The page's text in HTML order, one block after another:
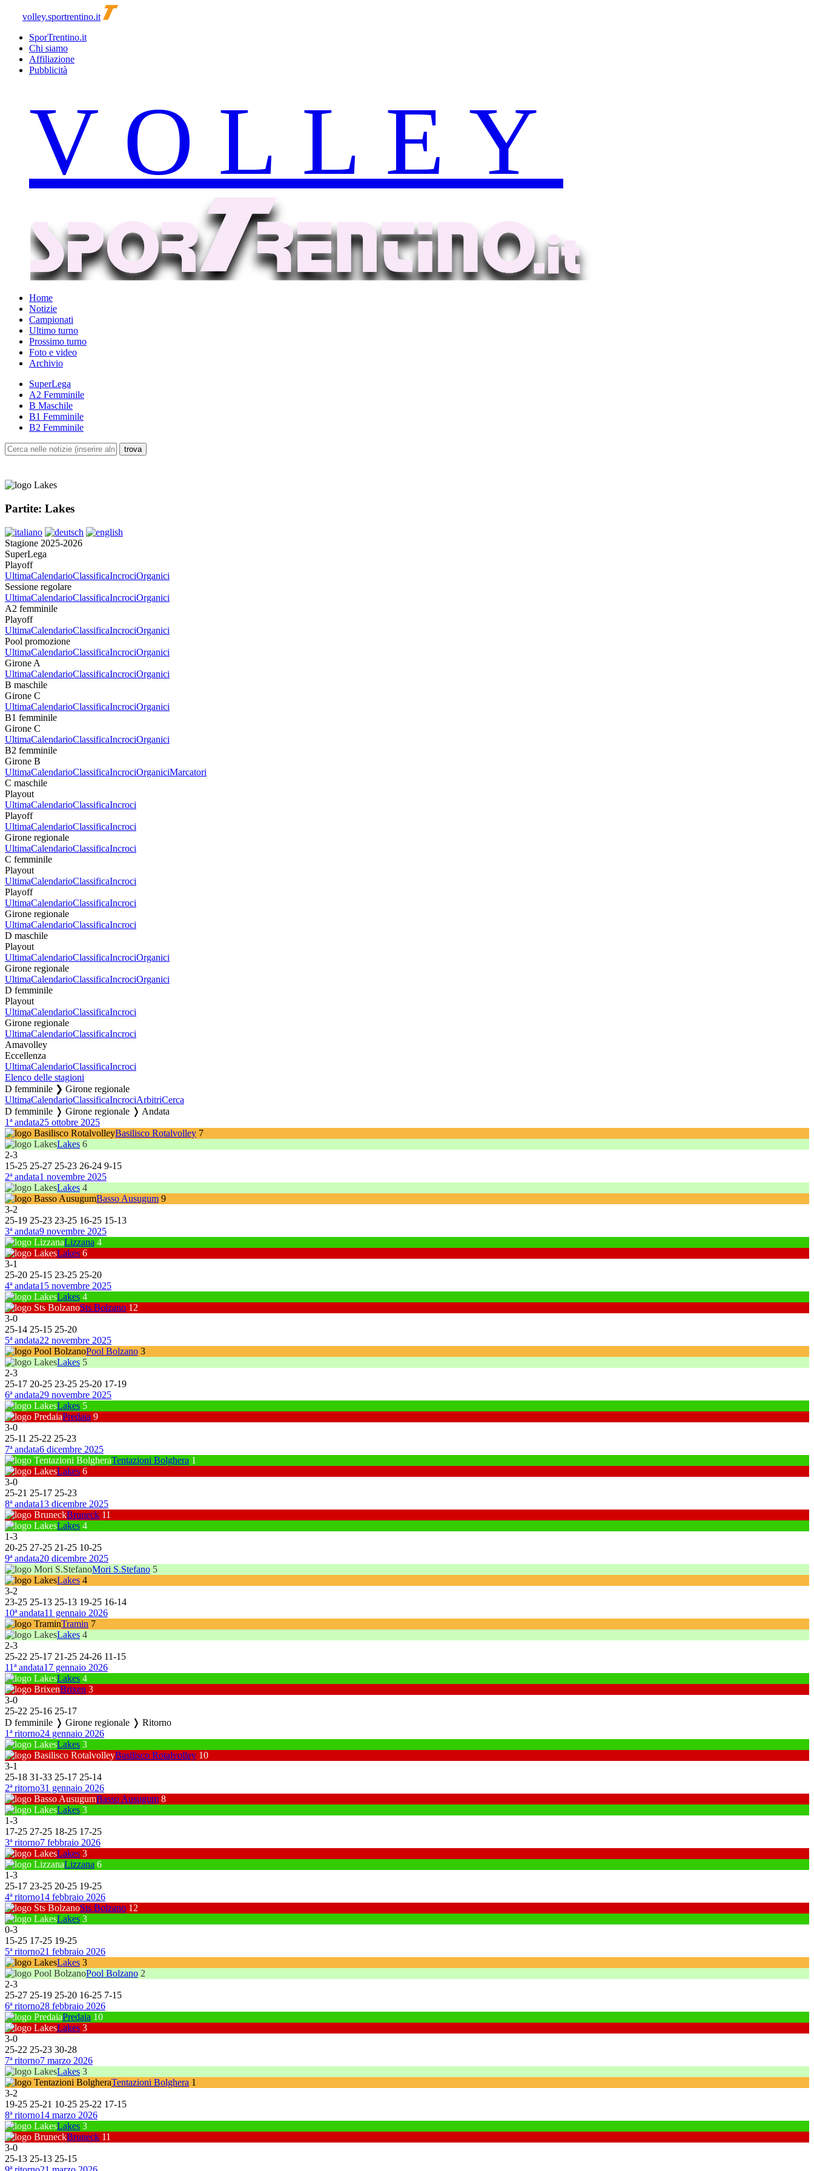
volley.sportrentino.it
SporTrentino.it
Chi siamo
Affiliazione
Pubblicità
Home
Notizie
Campionati
Ultimo turno
Prossimo turno
Foto e video
Archivio
SuperLega
A2 Femminile
B Maschile
B1 Femminile
B2 Femminile
Partite: Lakes
Stagione 2025-2026
SuperLega
Playoff
UltimaCalendarioClassificaIncrociOrganici
Sessione regolare
UltimaCalendarioClassificaIncrociOrganici
A2 femminile
Playoff
UltimaCalendarioClassificaIncrociOrganici
Pool promozione
UltimaCalendarioClassificaIncrociOrganici
Girone A
UltimaCalendarioClassificaIncrociOrganici
B maschile
Girone C
UltimaCalendarioClassificaIncrociOrganici
B1 femminile
Girone C
UltimaCalendarioClassificaIncrociOrganici
B2 femminile
Girone B
UltimaCalendarioClassificaIncrociOrganiciMarcatori
C maschile
Playout
UltimaCalendarioClassificaIncroci
Playoff
UltimaCalendarioClassificaIncroci
Girone regionale
UltimaCalendarioClassificaIncroci
C femminile
Playout
UltimaCalendarioClassificaIncroci
Playoff
UltimaCalendarioClassificaIncroci
Girone regionale
UltimaCalendarioClassificaIncroci
D maschile
Playout
UltimaCalendarioClassificaIncrociOrganici
Girone regionale
UltimaCalendarioClassificaIncrociOrganici
D femminile
Playout
UltimaCalendarioClassificaIncroci
Girone regionale
UltimaCalendarioClassificaIncroci
Amavolley
Eccellenza
UltimaCalendarioClassificaIncroci
Elenco delle stagioni
D femminile ❯ Girone regionale
UltimaCalendarioClassificaIncrociArbitriCerca
D femminile ❭ Girone regionale ❭ Andata
1ª andata25 ottobre 2025
Basilisco Rotalvolley 7
Lakes 6
2-3
15-25 25-27 25-23 26-24 9-15
2ª andata1 novembre 2025
Lakes 4
Basso Ausugum 9
3-2
25-19 25-23 23-25 16-25 15-13
3ª andata9 novembre 2025
Lizzana 4
Lakes 6
3-1
25-20 25-15 23-25 25-20
4ª andata15 novembre 2025
Lakes 4
Sts Bolzano 12
3-0
25-14 25-15 25-20
5ª andata22 novembre 2025
Pool Bolzano 3
Lakes 5
2-3
25-17 20-25 23-25 25-20 17-19
6ª andata29 novembre 2025
Lakes 5
Predaia 9
3-0
25-11 25-22 25-23
7ª andata6 dicembre 2025
Tentazioni Bolghera 1
Lakes 6
3-0
25-21 25-17 25-23
8ª andata13 dicembre 2025
Bruneck 11
Lakes 4
1-3
20-25 27-25 21-25 10-25
9ª andata20 dicembre 2025
Mori S.Stefano 5
Lakes 4
3-2
23-25 25-13 25-13 19-25 16-14
10ª andata11 gennaio 2026
Tramin 7
Lakes 4
2-3
25-22 25-17 21-25 24-26 11-15
11ª andata17 gennaio 2026
Lakes 4
Brixen 3
3-0
25-22 25-16 25-17
D femminile ❭ Girone regionale ❭ Ritorno
1ª ritorno24 gennaio 2026
Lakes 3
Basilisco Rotalvolley 10
3-1
25-18 31-33 25-17 25-14
2ª ritorno31 gennaio 2026
Basso Ausugum 8
Lakes 3
1-3
17-25 27-25 18-25 17-25
3ª ritorno7 febbraio 2026
Lakes 3
Lizzana 6
1-3
25-17 23-25 20-25 19-25
4ª ritorno14 febbraio 2026
Sts Bolzano 12
Lakes 3
0-3
15-25 17-25 19-25
5ª ritorno21 febbraio 2026
Lakes 3
Pool Bolzano 2
2-3
25-27 25-19 25-20 16-25 7-15
6ª ritorno28 febbraio 2026
Predaia 10
Lakes 3
3-0
25-22 25-23 30-28
7ª ritorno7 marzo 2026
Lakes 3
Tentazioni Bolghera 1
3-2
19-25 25-21 10-25 25-22 17-15
8ª ritorno14 marzo 2026
Lakes 3
Bruneck 11
3-0
25-13 25-13 25-15